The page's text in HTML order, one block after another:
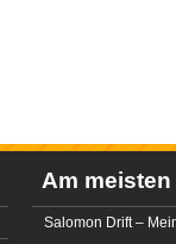
Am meisten
Salomon Drift –